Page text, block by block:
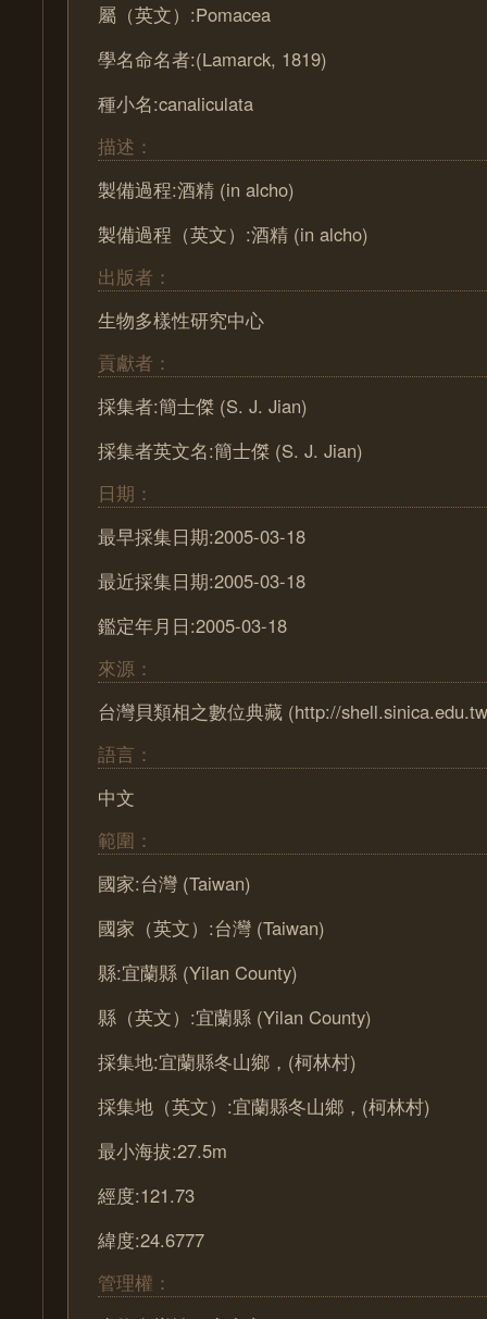
屬（英文）:Pomacea
學名命名者:(Lamarck, 1819)
種小名:canaliculata
描述：
製備過程:酒精 (in alcho)
製備過程（英文）:酒精 (in alcho)
出版者：
生物多樣性研究中心
貢獻者：
採集者:簡士傑 (S. J. Jian)
採集者英文名:簡士傑 (S. J. Jian)
日期：
最早採集日期:2005-03-18
最近採集日期:2005-03-18
鑑定年月日:2005-03-18
來源：
台灣貝類相之數位典藏 (http://
語言：
中文
範圍：
國家:台灣 (Taiwan)
國家（英文）:台灣 (Taiwan)
縣:宜蘭縣 (Yilan County)
縣（英文）:宜蘭縣 (Yilan County)
採集地:宜蘭縣冬山鄉，(柯林村)
採集地（英文）:宜蘭縣冬山鄉，(柯林村)
最小海拔:27.5m
經度:121.73
緯度:24.6777
管理權：